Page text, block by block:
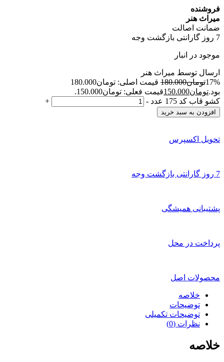
فروشنده
میراث هنر
ضمانت اصالت
7 روز گارانتی بازگشت وجه
موجود در انبار
ارسال توسط میراث هنر
17%تومان180.000
قیمت اصلی: تومان180.000
بود.تومان150.000قیمت فعلی: تومان150.000.
کشو قاب کد 175 عدد
-
+
افزودن به سبد خرید
تحویل اکسپرس
7 روز گارانتی بازگشت وجه
پشتیبانی همیشگی
پرداخت در محل
محصولات اصل
خلاصه
توضیحات
توضیحات تکمیلی
نظرات (0)
خلاصه